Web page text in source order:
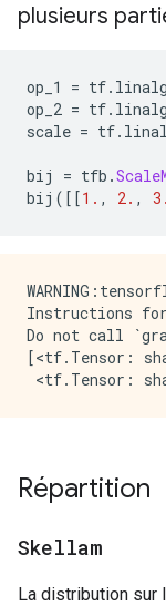
plusieurs
op_1 = tf. linalg
op_2 = tf. linalg
scale = tf.
bij = tfb .
bij ([[1. , 2. , 3.
Instructions
Do not call
[<tf.Tensor:
Répartition
Skellam
La distribution sur